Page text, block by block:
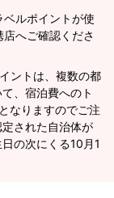
ルポイントが使
へご確認くださ
ントは、複数の都
、宿泊費へのト
なりますのでご注
された自治体が
の次にくる10月1